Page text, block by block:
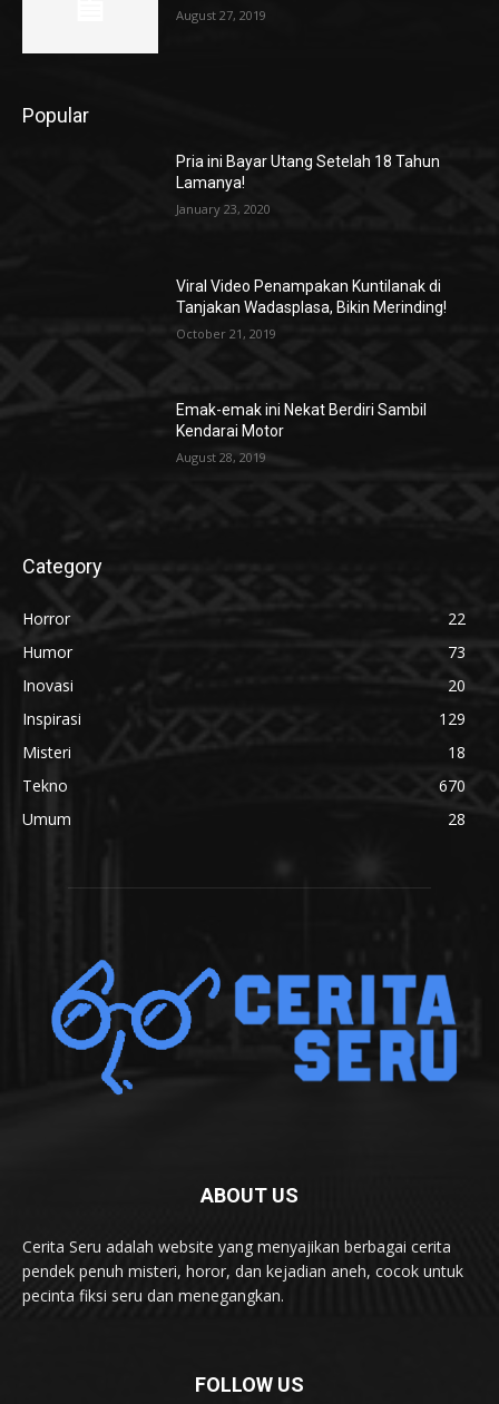
August 27, 2019
Popular
Pria ini Bayar Utang Setelah 18 Tahun
Lamanya!
January 23, 2020
Viral Video Penampakan Kuntilanak di
Tanjakan Wadasplasa, Bikin Merinding!
October 21, 2019
Emak-emak ini Nekat Berdiri Sambil
Kendarai Motor
August 28, 2019
Category
Horror
22
Humor
73
Inovasi
20
Inspirasi
129
Misteri
18
Tekno
670
Umum
28
ABOUT US
Cerita Seru adalah website yang menyajikan berbagai cerita
pendek penuh misteri, horor, dan kejadian aneh, cocok untuk
pecinta fiksi seru dan menegangkan.
FOLLOW US